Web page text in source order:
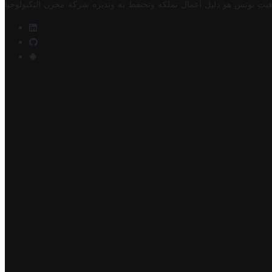
تونس هو دليل أعمال تملكه وتحتفظ به وتديره شركة مخزن التكنولوجيا